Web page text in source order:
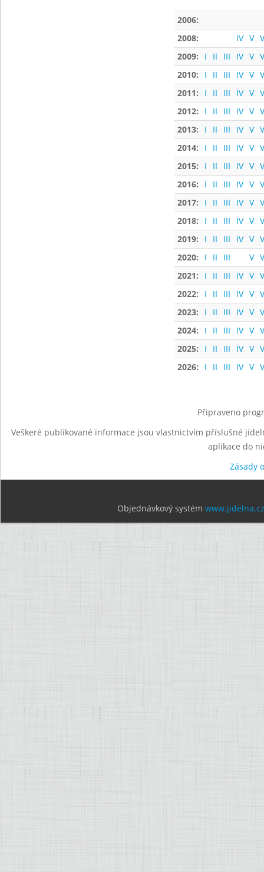
2006:
2008:
IV V
2009:
I II III IV V
2010:
I II III IV V
2011:
I II III IV V
2012:
I II III IV V
2013:
I II III IV V
2014:
I II III IV V
2015:
I II III IV V
2016:
I II III IV V
2017:
I II III IV V
2018:
I II III IV V
2019:
I II III IV V
2020:
I II III V
2021:
I II III IV V
2022:
I II III IV V
2023:
I II III IV V
2024:
I II III IV V
2025:
I II III IV V
2026:
I II III IV V
Připraveno
Veškeré publikované informace jsou vlastnictvím příslušné
aplikace do
Zásady
Objednávkový systém www.jidelna.cz